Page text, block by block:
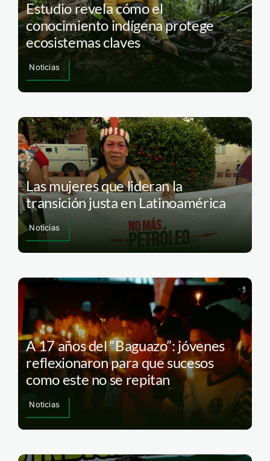
Estudio revela cómo el
conocimiento indígena protege
ecosistemas claves
Noticias
Las mujeres que lideran la
transición justa en Latinoamérica
Noticias
A 17 años del “Baguazo”: jóvenes
reflexionaron para que sucesos
como este no se repitan
Noticias